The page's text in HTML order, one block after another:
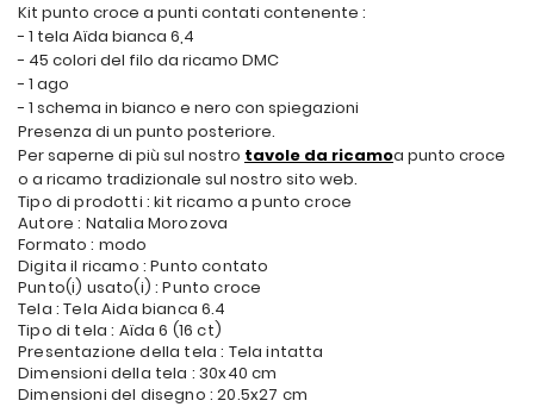
Kit punto croce a punti contati contenente :
- 1 tela Aïda bianca 6,4
- 45 colori del filo da ricamo DMC
- 1 ago
- 1 schema in bianco e nero con spiegazioni
Presenza di un punto posteriore.
Per saperne di più sul nostro tavole da ricamoa punto croce
o a ricamo tradizionale sul nostro sito web.
Tipo di prodotti : kit ricamo a punto croce
Autore : Natalia Morozova
Formato : modo
Digita il ricamo : Punto contato
Punto(i) usato(i) : Punto croce
Tela : Tela Aida bianca 6.4
Tipo di tela : Aïda 6 (16 ct)
Presentazione della tela : Tela intatta
Dimensioni della tela : 30x40 cm
Dimensioni del disegno : 20.5x27 cm